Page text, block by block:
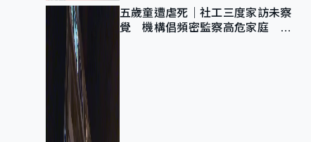
五歲童遭虐死｜社工三度家訪未察
覺 機構倡頻密監察高危家庭 管